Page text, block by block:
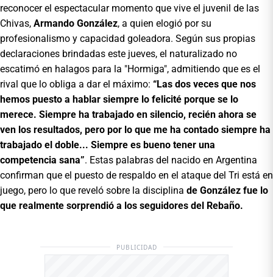
reconocer el espectacular momento que vive el juvenil de las
Chivas, Armando González, a quien elogió por su
profesionalismo y capacidad goleadora. Según sus propias
declaraciones brindadas este jueves, el naturalizado no
escatimó en halagos para la "Hormiga", admitiendo que es el
rival que lo obliga a dar el máximo: “Las dos veces que nos
hemos puesto a hablar siempre lo felicité porque se lo
merece. Siempre ha trabajado en silencio, recién ahora se
ven los resultados, pero por lo que me ha contado siempre ha
trabajado el doble... Siempre es bueno tener una
competencia sana”. Estas palabras del nacido en Argentina
confirman que el puesto de respaldo en el ataque del Tri está en
juego, pero lo que reveló sobre la disciplina de González fue lo
que realmente sorprendió a los seguidores del Rebaño.
PUBLICIDAD